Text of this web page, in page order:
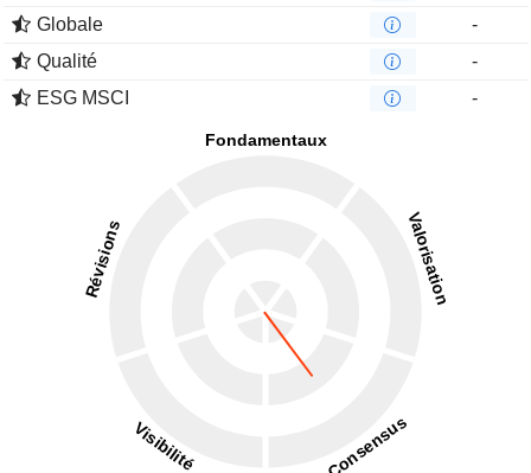
Globale
-
Qualité
-
ESG MSCI
-